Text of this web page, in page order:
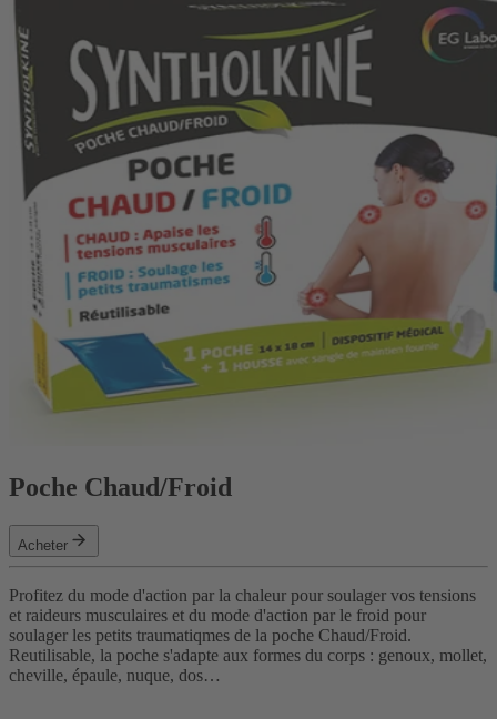
Poche Chaud/Froid
Acheter
Profitez du mode d'action par la chaleur pour soulager vos tensions
et raideurs musculaires et du mode d'action par le froid pour
soulager les petits traumatiqmes de la poche Chaud/Froid.
Reutilisable, la poche s'adapte aux formes du corps : genoux, mollet,
cheville, épaule, nuque, dos…